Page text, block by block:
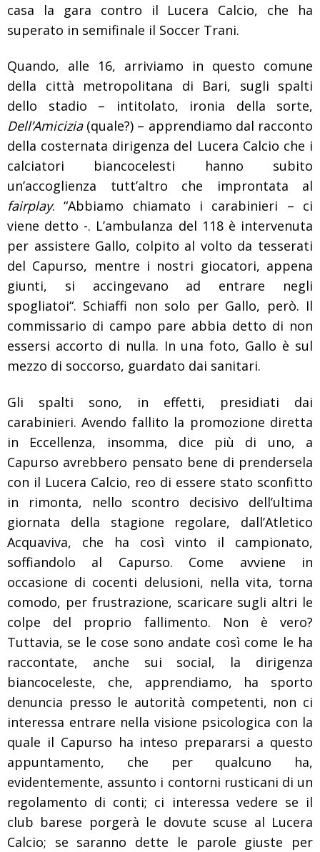
casa la gara contro il Lucera Calcio, che ha
superato in semifinale il Soccer Trani.
Quando, alle 16, arriviamo in questo comune
della città metropolitana di Bari, sugli spalti
dello stadio – intitolato, ironia della sorte,
Dell’Amicizia(quale?) – apprendiamo dal racconto
della costernata dirigenza del Lucera Calcio che i
calciatori biancocelesti hanno subito
un’accoglienza tutt’altro che improntata al
fairplay. “Abbiamo chiamato i carabinieri – ci
viene detto -. L’ambulanza del 118 è intervenuta
per assistere Gallo, colpito al volto da tesserati
del Capurso, mentre i nostri giocatori, appena
giunti, si accingevano ad entrare negli
spogliatoi“. Schiaffi non solo per Gallo, però. Il
commissario di campo pare abbia detto di non
essersi accorto di nulla. In una foto, Gallo è sul
mezzo di soccorso, guardato dai sanitari.
Gli spalti sono, in effetti, presidiati dai
carabinieri. Avendo fallito la promozione diretta
in Eccellenza, insomma, dice più di uno, a
Capurso avrebbero pensato bene di prendersela
con il Lucera Calcio, reo di essere stato sconfitto
in rimonta, nello scontro decisivo dell’ultima
giornata della stagione regolare, dall’Atletico
Acquaviva, che ha così vinto il campionato,
soffiandolo al Capurso. Come avviene in
occasione di cocenti delusioni, nella vita, torna
comodo, per frustrazione, scaricare sugli altri le
colpe del proprio fallimento. Non è vero?
Tuttavia, se le cose sono andate così come le ha
raccontate, anche sui social, la dirigenza
biancoceleste, che, apprendiamo, ha sporto
denuncia presso le autorità competenti, non ci
interessa entrare nella visione psicologica con la
quale il Capurso ha inteso prepararsi a questo
appuntamento, che per qualcuno ha,
evidentemente, assunto i contorni rusticani di un
regolamento di conti; ci interessa vedere se il
club barese porgerà le dovute scuse al Lucera
Calcio; se saranno dette le parole giuste per